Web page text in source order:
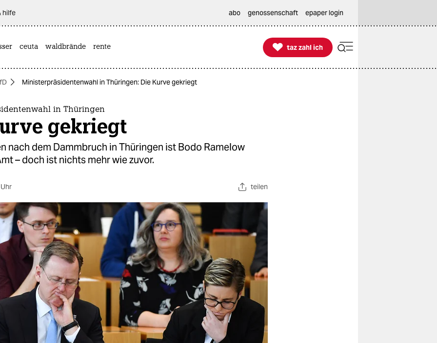
hilfe abo genossenschaft epaper login
ceuta waldbrände rente 
taz zahl ich
taz zahl ich
Ministerpräsidentenwahl in Thüringen: Die Kurve gekriegt
in Thüringen
gekriegt
nach dem Dammbruch in Thüringen ist Bodo Ramelow
– doch ist nichts mehr wie zuvor.
teilen